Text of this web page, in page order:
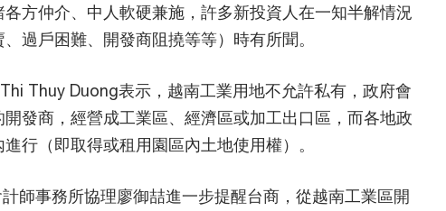
方仲介、中人軟硬兼施，許多新投資人在一知半解情況
過戶困難、開發商阻撓等等）時有所聞。
Thuy Duong表示，越南工業用地不允許私有，政府會
發商，經營成工業區、經濟區或加工出口區，而各地政
行（即取得或租用園區內土地使用權）。
師事務所協理廖御喆進一步提醒台商，從越南工業區開